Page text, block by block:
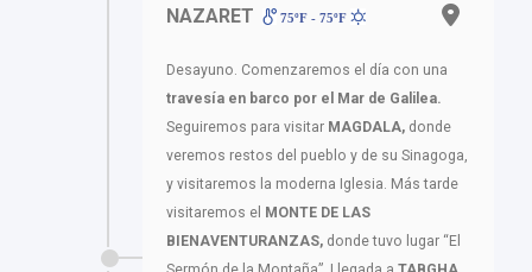
NAZARET 75ºF - 75ºF
Desayuno. Comenzaremos el día con una
travesía en barco por el Mar de Galilea.
Seguiremos para visitar MAGDALA, donde
veremos restos del pueblo y de su Sinagoga,
y visitaremos la moderna Iglesia. Más tarde
visitaremos el MONTE DE LAS
BIENAVENTURANZAS, donde tuvo lugar “El